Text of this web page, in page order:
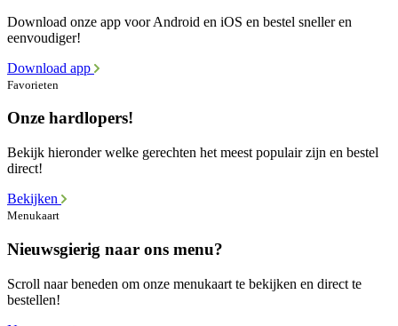
Download onze app voor Android en iOS en bestel sneller en
eenvoudiger!
Download app
Favorieten
Onze hardlopers!
Bekijk hieronder welke gerechten het meest populair zijn en bestel
direct!
Bekijken
Menukaart
Nieuwsgierig naar ons menu?
Scroll naar beneden om onze menukaart te bekijken en direct te
bestellen!